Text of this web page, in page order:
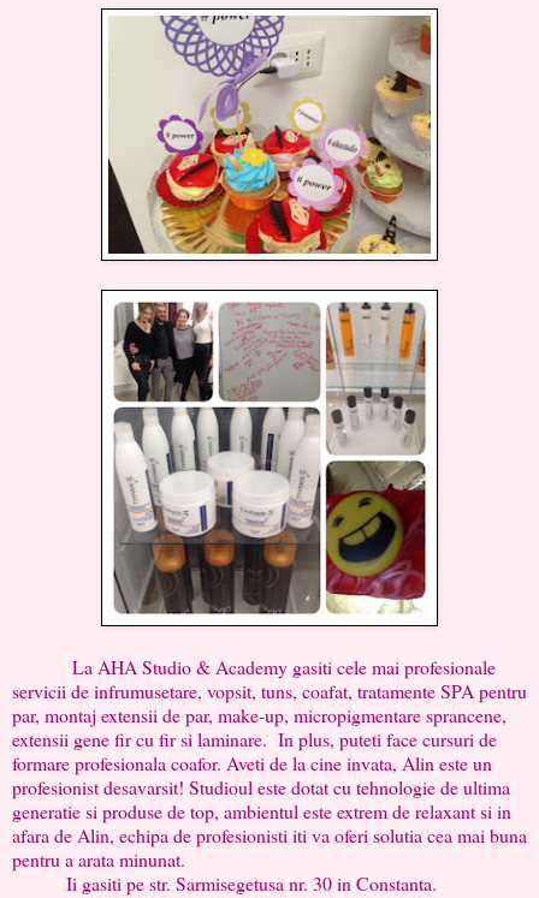
La AHA Studio & Academy gasiti cele mai profesionale
servicii de infrumusetare, vopsit, tuns, coafat, tratamente SPA pentru
par, montaj extensii de par, make-up, micropigmentare sprancene,
extensii gene fir cu fir si laminare. In plus, puteti face cursuri de
formare profesionala coafor. Aveti de la cine invata, Alin este un
profesionist desavarsit! Studioul este dotat cu tehnologie de ultima
generatie si produse de top, ambientul este extrem de relaxant si in
afara de Alin, echipa de profesionisti iti va oferi solutia cea mai buna
pentru a arata minunat.
Ii gasiti pe str. Sarmisegetusa nr. 30 in Constanta.